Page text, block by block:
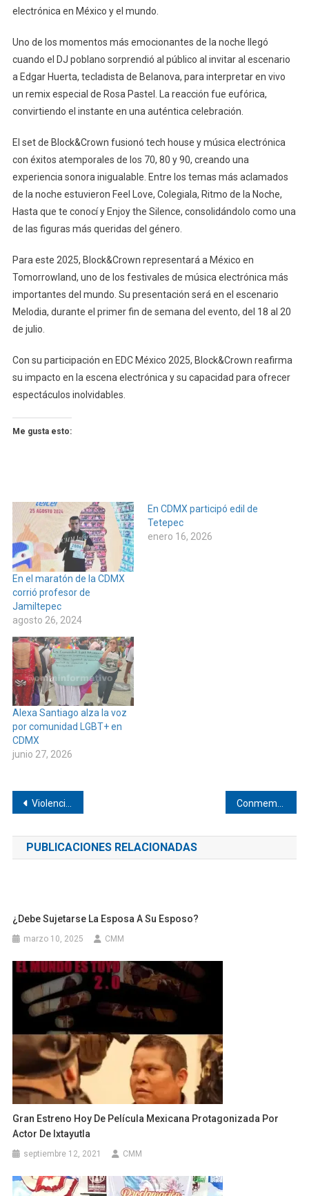
electrónica en México y el mundo.
Uno de los momentos más emocionantes de la noche llegó
cuando el DJ poblano sorprendió al público al invitar al escenario
a Edgar Huerta, tecladista de Belanova, para interpretar en vivo
un remix especial de Rosa Pastel. La reacción fue eufórica,
convirtiendo el instante en una auténtica celebración.
El set de Block&Crown fusionó tech house y música electrónica
con éxitos atemporales de los 70, 80 y 90, creando una
experiencia sonora inigualable. Entre los temas más aclamados
de la noche estuvieron Feel Love, Colegiala, Ritmo de la Noche,
Hasta que te conocí y Enjoy the Silence, consolidándolo como una
de las figuras más queridas del género.
Para este 2025, Block&Crown representará a México en
Tomorrowland, uno de los festivales de música electrónica más
importantes del mundo. Su presentación será en el escenario
Melodia, durante el primer fin de semana del evento, del 18 al 20
de julio.
Con su participación en EDC México 2025, Block&Crown reafirma
su impacto en la escena electrónica y su capacidad para ofrecer
espectáculos inolvidables.
Me gusta esto:
En el maratón de la CDMX
corrió profesor de
Jamiltepec
agosto 26, 2024
En CDMX participó edil de
Tetepec
enero 16, 2026
Alexa Santiago alza la voz
por comunidad LGBT+ en
CDMX
junio 27, 2026
Navegación
de
entradas
Violencia familiar, el delito con mayor presencia en Pinotepa Conmemoran el Día Naranja en Mechoacán
PUBLICACIONES RELACIONADAS
¿Debe Sujetarse La Esposa A Su Esposo?
marzo 10, 2025 CMM
Gran Estreno Hoy De Película Mexicana Protagonizada Por
Actor De Ixtayutla
septiembre 12, 2021 CMM